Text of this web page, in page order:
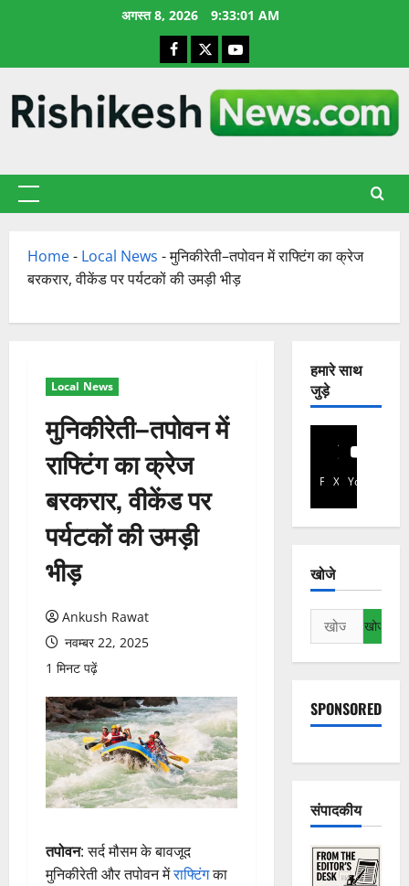
अगस्त 8, 2026 9:33:02 AM
Facebook
X YouTube
प्राथमिक
Home- Local News -मुनिकीरेती–तपोवन में राफ्टिंग का क्रेज
बरकरार, वीकेंड पर पर्यटकों की उमड़ी भीड़
Local News
मुनिकीरेती–तपोवन में
राफ्टिंग का क्रेज
बरकरार, वीकेंड पर
पर्यटकों की उमड़ी
भीड़
Ankush Rawat
नवम्बर 22, 2025
1 मिनट पढ़ें
तपोवन: सर्द मौसम के बावजूद
मुनिकीरेती और तपोवन मेंराफ्टिंगका
हमारे साथ
जुड़े
Facebook
X YouTube
खोजे
निम्न
को
खोजें:
SPONSORED
संपादकीय